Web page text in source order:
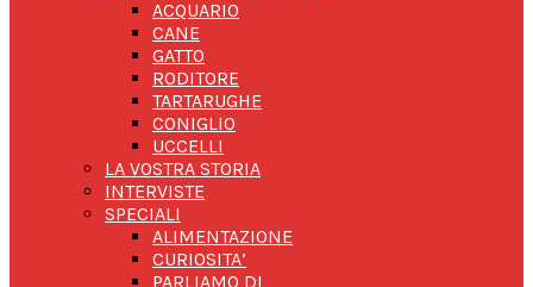
ACQUARIO
CANE
GATTO
RODITORE
TARTARUGHE
CONIGLIO
UCCELLI
LA VOSTRA STORIA
INTERVISTE
SPECIALI
ALIMENTAZIONE
CURIOSITA’
PARLIAMO DI